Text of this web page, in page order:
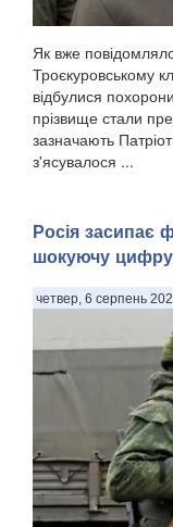
Як вже
Троєкуровському
відбулися
прізвище стали
зазначають
з'ясувалося ...
Росія засипає
шокуючу цифру
четвер, 6 серпень